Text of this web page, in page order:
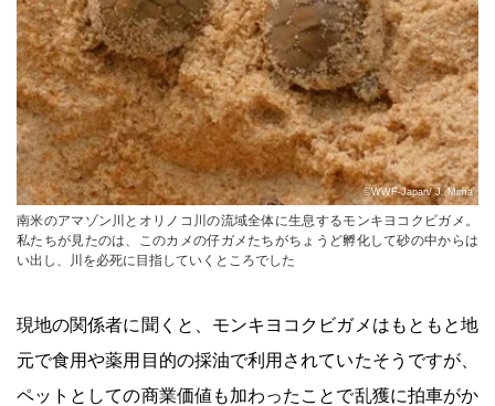
©WWF-Japan/ J. Mima
南米のアマゾン川とオリノコ川の流域全体に生息するモンキヨコクビガメ。
私たちが見たのは、このカメの仔ガメたちがちょうど孵化して砂の中からは
い出し、川を必死に目指していくところでした
現地の関係者に聞くと、モンキヨコクビガメはもともと地
元で食用や薬用目的の採油で利用されていたそうですが、
ペットとしての商業価値も加わったことで乱獲に拍車がか